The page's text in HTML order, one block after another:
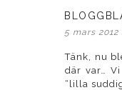
5 mars 2012
Tänk, nu
där var…
“lilla